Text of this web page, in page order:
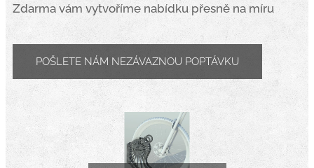
Zdarma vám vytvoříme nabídku přesně na míru
POŠLETE NÁM NEZÁVAZNOU POPTÁVKU